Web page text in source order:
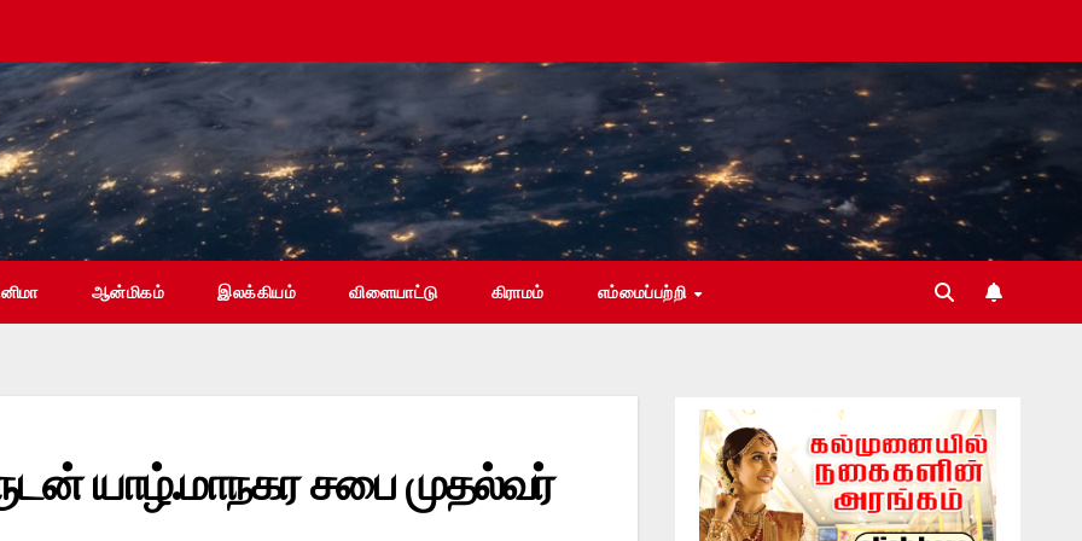
ஆன்மிகம் இலக்கியம் விளையாட்டு கிராமம் எம்மைப்பற்றி
யாழ்.மாநகர சபை முதல்வர்